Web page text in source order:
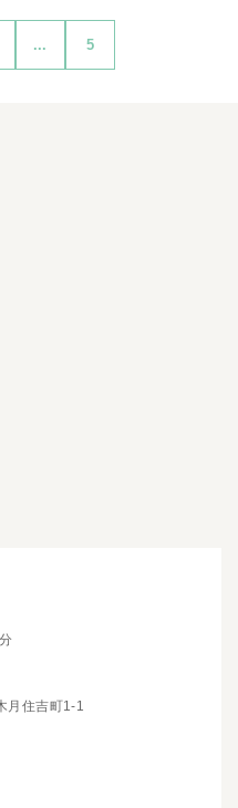
... 5
月住吉町1-1